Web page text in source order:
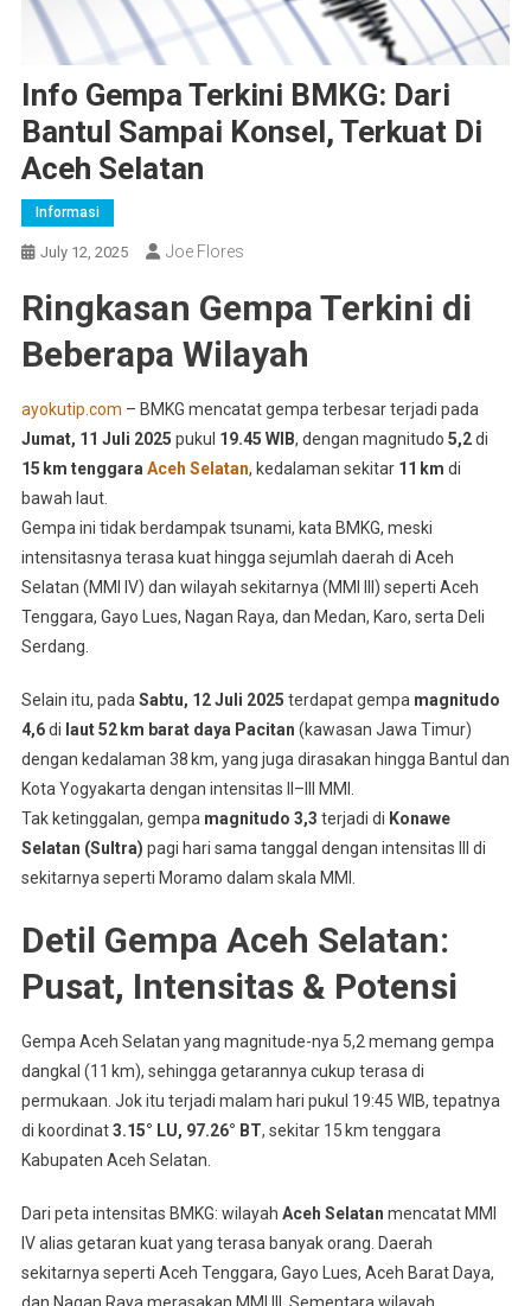
Info Gempa Terkini BMKG: Dari
Bantul Sampai Konsel, Terkuat Di
Aceh Selatan
Informasi
July 12, 2025 Joe Flores
Ringkasan Gempa Terkini di
Beberapa Wilayah
ayokutip.com – BMKG mencatat gempa terbesar terjadi pada
Jumat, 11 Juli 2025 pukul 19.45 WIB, dengan magnitudo 5,2di
15 km tenggara Aceh Selatan, kedalaman sekitar 11 km di
bawah laut.
Gempa ini tidak berdampak tsunami, kata BMKG, meski
intensitasnya terasa kuat hingga sejumlah daerah di Aceh
Selatan (MMI IV) dan wilayah sekitarnya (MMI III) seperti Aceh
Tenggara, Gayo Lues, Nagan Raya, dan Medan, Karo, serta Deli
Serdang
Selain itu, pada Sabtu, 12 Juli 2025 terdapat gempa magnitudo
4,6di laut 52 km barat daya Pacitan (kawasan Jawa Timur)
dengan kedalaman 38 km, yang juga dirasakan hingga Bantul dan
Kota Yogyakarta dengan intensitas II–III MMI
Tak ketinggalan, gempa magnitudo 3,3 terjadi di Konawe
Selatan (Sultra) pagi hari sama tanggal dengan intensitas III di
sekitarnya seperti Moramo dalam skala MMI
Detil Gempa Aceh Selatan:
Pusat, Intensitas & Potensi
Gempa Aceh Selatan yang magnitude-nya 5,2 memang gempa
dangkal (11 km), sehingga getarannya cukup terasa di
permukaan. Jok itu terjadi malam hari pukul 19:45 WIB, tepatnya
di koordinat3.15° LU, 97.26° BT, sekitar 15 km tenggara
Kabupaten Aceh Selatan
Dari peta intensitas BMKG: wilayah Aceh Selatan mencatat MMI
IV alias getaran kuat yang terasa banyak orang. Daerah
sekitarnya seperti Aceh Tenggara, Gayo Lues, Aceh Barat Daya,
dan Nagan Raya merasakan MMI III. Sementara wilayah